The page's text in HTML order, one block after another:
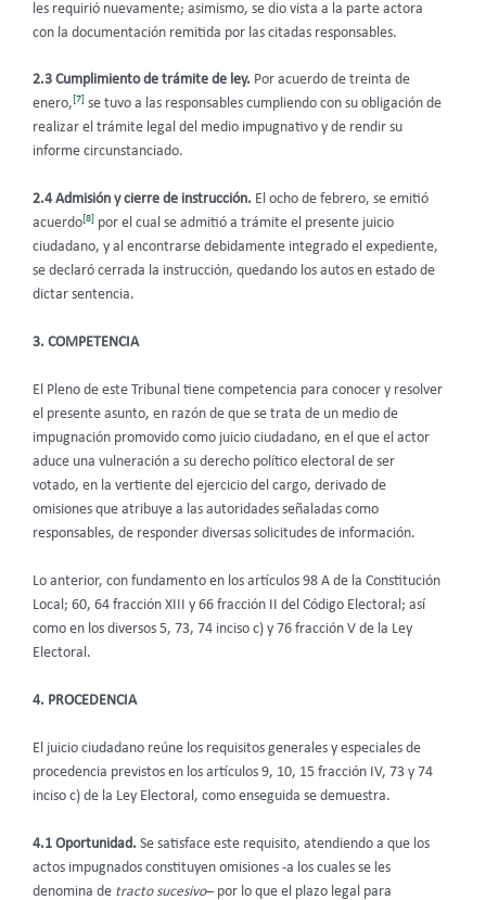
les requirió nuevamente; asimismo, se dio vista a la parte actora
con la documentación remitida por las citadas responsables.
2.3 Cumplimiento de trámite de ley. Por acuerdo de treinta de
enero,[7] se tuvo a las responsables cumpliendo con su obligación de
realizar el trámite legal del medio impugnativo y de rendir su
informe circunstanciado.
2.4 Admisión y cierre de instrucción. El ocho de febrero, se emitió
acuerdo[8] por el cual se admitió a trámite el presente juicio
ciudadano, y al encontrarse debidamente integrado el expediente,
se declaró cerrada la instrucción, quedando los autos en estado de
dictar sentencia.
3. COMPETENCIA
El Pleno de este Tribunal tiene competencia para conocer y resolver
el presente asunto, en razón de que se trata de un medio de
impugnación promovido como juicio ciudadano, en el que el actor
aduce una vulneración a su derecho político electoral de ser
votado, en la vertiente del ejercicio del cargo, derivado de
omisiones que atribuye a las autoridades señaladas como
responsables, de responder diversas solicitudes de información.
Lo anterior, con fundamento en los artículos 98 A de la Constitución
Local; 60, 64 fracción XIII y 66 fracción II del Código Electoral; así
como en los diversos 5, 73, 74 inciso c) y 76 fracción V de la Ley
Electoral.
4. PROCEDENCIA
El juicio ciudadano reúne los requisitos generales y especiales de
procedencia previstos en los artículos 9, 10, 15 fracción IV, 73 y 74
inciso c) de la Ley Electoral, como enseguida se demuestra.
4.1 Oportunidad. Se satisface este requisito, atendiendo a que los
actos impugnados constituyen omisiones -a los cuales se les
denomina de tracto sucesivo– por lo que el plazo legal para